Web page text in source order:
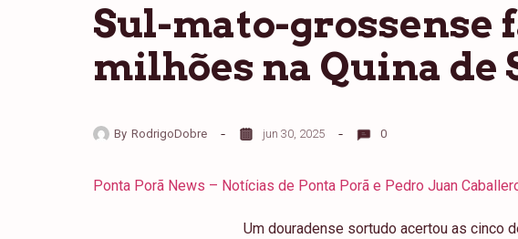
Sul-mato-grossense
milhões na Quina de
By RodrigoDobre jun 30, 2025 0
Ponta Porã News – Notícias de Ponta Porã e Pedro Juan
Um douradense sortudo acertou as cinco